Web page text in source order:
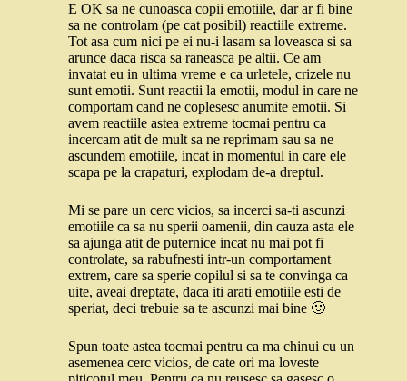
E OK sa ne cunoasca copii emotiile, dar ar fi bine
sa ne controlam (pe cat posibil) reactiile extreme.
Tot asa cum nici pe ei nu-i lasam sa loveasca si sa
arunce daca risca sa raneasca pe altii. Ce am
invatat eu in ultima vreme e ca urletele, crizele nu
sunt emotii. Sunt reactii la emotii, modul in care ne
comportam cand ne coplesesc anumite emotii. Si
avem reactiile astea extreme tocmai pentru ca
incercam atit de mult sa ne reprimam sau sa ne
ascundem emotiile, incat in momentul in care ele
scapa pe la crapaturi, explodam de-a dreptul.
Mi se pare un cerc vicios, sa incerci sa-ti ascunzi
emotiile ca sa nu sperii oamenii, din cauza asta ele
sa ajunga atit de puternice incat nu mai pot fi
controlate, sa rabufnesti intr-un comportament
extrem, care sa sperie copilul si sa te convinga ca
uite, aveai dreptate, daca iti arati emotiile esti de
speriat, deci trebuie sa te ascunzi mai bine 🙂
Spun toate astea tocmai pentru ca ma chinui cu un
asemenea cerc vicios, de cate ori ma loveste